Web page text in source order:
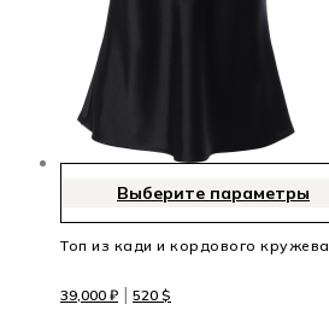
Выберите параметры
Топ из кади и кордового кружева
39,000 ₽ | 520 $